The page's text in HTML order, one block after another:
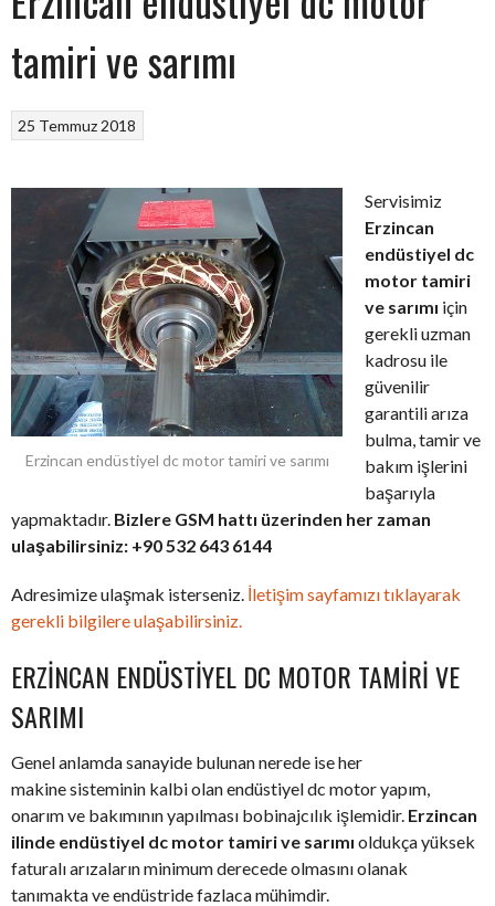
tamiri ve sarımı
25 Temmuz 2018
Erzincan endüstiyel dc motor tamiri ve sarımı
Servisimiz
Erzincan
endüstiyel dc
motor tamiri
ve sarımı için
gerekli uzman
kadrosu ile
güvenilir
garantili arıza
bulma, tamir ve
bakım işlerini
başarıyla
yapmaktadır. Bizlere GSM hattı üzerinden her zaman
ulaşabilirsiniz: +90 532 643 6144
Adresimize ulaşmak isterseniz. İletişim sayfamızı tıklayarak
gerekli bilgilere ulaşabilirsiniz.
ERZINCAN ENDÜSTIYEL DC MOTOR TAMIRI VE
SARIMI
Genel anlamda sanayide bulunan nerede ise her
makine sisteminin kalbi olan endüstiyel dc motor yapım,
onarım ve bakımının yapılması bobinajcılık işlemidir. Erzincan
ilinde endüstiyel dc motor tamiri ve sarımı oldukça yüksek
faturalı arızaların minimum derecede olmasını olanak
tanımakta ve endüstride fazlaca mühimdir.